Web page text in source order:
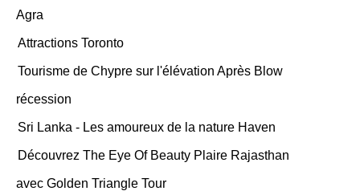
Agra
Attractions Toronto
Tourisme de Chypre sur l'élévation Après Blow
récession
Sri Lanka - Les amoureux de la nature Haven
Découvrez The Eye Of Beauty Plaire Rajasthan
avec Golden Triangle Tour